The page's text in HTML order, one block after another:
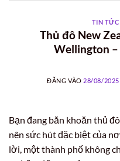
TIN
Thủ đô New
Wellington
ĐĂNG VÀO 28/08/2025
Bạn đang băn khoăn thủ
nên sức hút đặc biệt của
lời, một thành phố không